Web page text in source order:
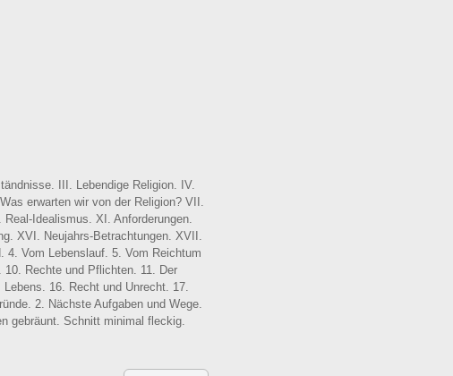
III. Lebendige Religion. IV.
erwarten wir von der Religion? VII.
Idealismus. XI. Anforderungen.
XVI. Neujahrs-Betrachtungen. XVII.
4. Vom Lebenslauf. 5. Vom Reichtum
Rechte und Pflichten. 11. Der
16. Recht und Unrecht. 17.
2. Nächste Aufgaben und Wege.
gebräunt. Schnitt minimal fleckig.